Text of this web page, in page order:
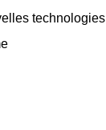
technologies